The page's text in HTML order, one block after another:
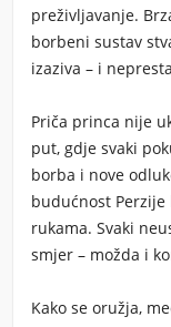
preživljavanje.
borbeni sustav
izaziva – i
Priča princa nije
put, gdje svaki
borba i nove
budućnost Perzije
rukama. Svaki
smjer – možda i
Kako se oružja,